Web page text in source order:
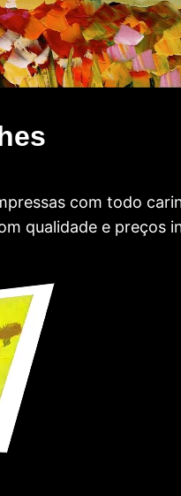
com todo
qualidade e preços